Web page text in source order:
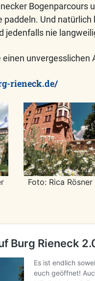
Bogenparcours
paddeln. Und
jedenfalls nie
einen
rieneck.de/
Foto: Rica Rösner